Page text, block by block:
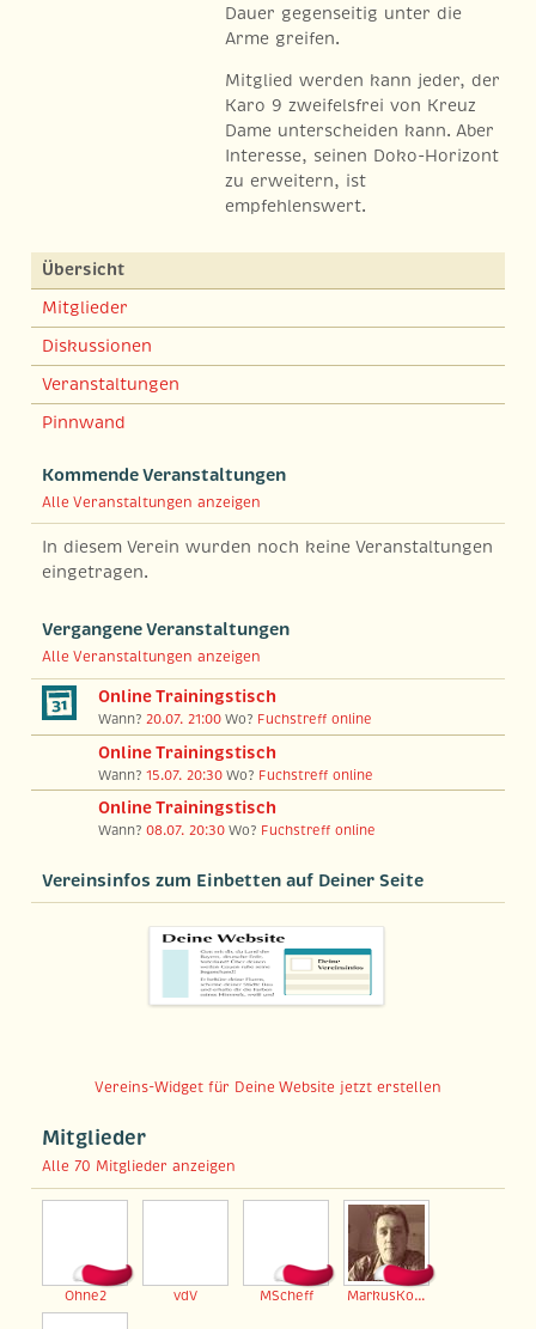
Dauer gegenseitig unter die
Arme greifen.
Mitglied werden kann jeder, der
Karo 9 zweifelsfrei von Kreuz
Dame unterscheiden kann. Aber
Interesse, seinen Doko-Horizont
zu erweitern, ist
empfehlenswert.
Übersicht
Mitglieder
Diskussionen
Veranstaltungen
Pinnwand
Kommende Veranstaltungen
Alle Veranstaltungen anzeigen
In diesem Verein wurden noch keine Veranstaltungen
eingetragen.
Vergangene Veranstaltungen
Alle Veranstaltungen anzeigen
Online Trainingstisch
Wann? 20.07. 21:00 Wo? Fuchstreff online
Online Trainingstisch
Wann?15.07. 20:30 Wo? Fuchstreff online
Online Trainingstisch
Wann?08.07. 20:30 Wo? Fuchstreff online
Vereinsinfos zum Einbetten auf Deiner Seite
Vereins-Widget für Deine Website jetzt erstellen
Mitglieder
Alle 70 Mitglieder anzeigen
Ohne2 vdV MScheff MarkusKordes